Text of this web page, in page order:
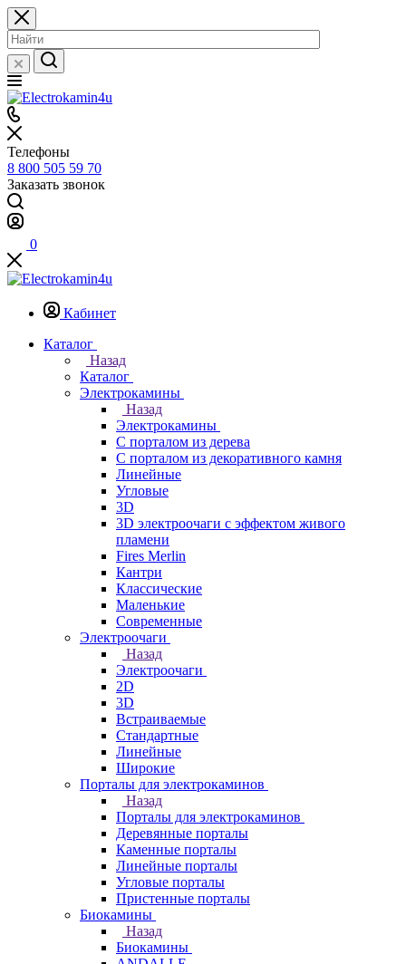
Телефоны
8 800 505 59 70
Заказать звонок
0
Кабинет
Каталог
Назад
Каталог
Электрокамины
Назад
Электрокамины
С порталом из дерева
С порталом из декоративного камня
Линейные
Угловые
3D
3D электроочаги с эффектом живого
пламени
Fires Merlin
Кантри
Классические
Маленькие
Современные
Электроочаги
Назад
Электроочаги
2D
3D
Встраиваемые
Стандартные
Линейные
Широкие
Порталы для электрокаминов
Назад
Порталы для электрокаминов
Деревянные порталы
Каменные порталы
Линейные порталы
Угловые порталы
Пристенные порталы
Биокамины
Назад
Биокамины